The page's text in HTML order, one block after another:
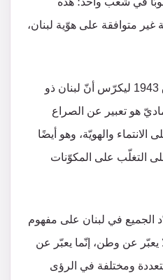
غير متوافقة على هوّية لبنان،
ونتيجة هذا الخلاف جاء ميثاق 1943 ليكرّس أنّ لبنان ذو
هو تعبير عن الصراع
الانتماء والهويّة، وهو أيضًا
التغلّب على المكوّنات
الجميع في لبنان على مفهوم
يعبّر عن وطن، إنّما يعبّر عن
ومختلفة في الرؤى